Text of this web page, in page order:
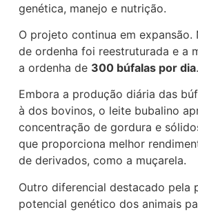
genética, manejo e nutrição.
O projeto continua em expansão.
de ordenha foi reestruturada e a
a ordenha de 300 búfalas por dia.
Embora a produção diária das
à dos bovinos, o leite bubalino
concentração de gordura e
que proporciona melhor
de derivados, como a muçarela.
Outro diferencial destacado pela
potencial genético dos animais